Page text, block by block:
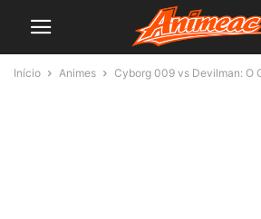
Início Animes Cyborg 009 vs Devilman: O